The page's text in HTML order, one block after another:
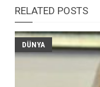
RELATED POSTS
DÜNYA